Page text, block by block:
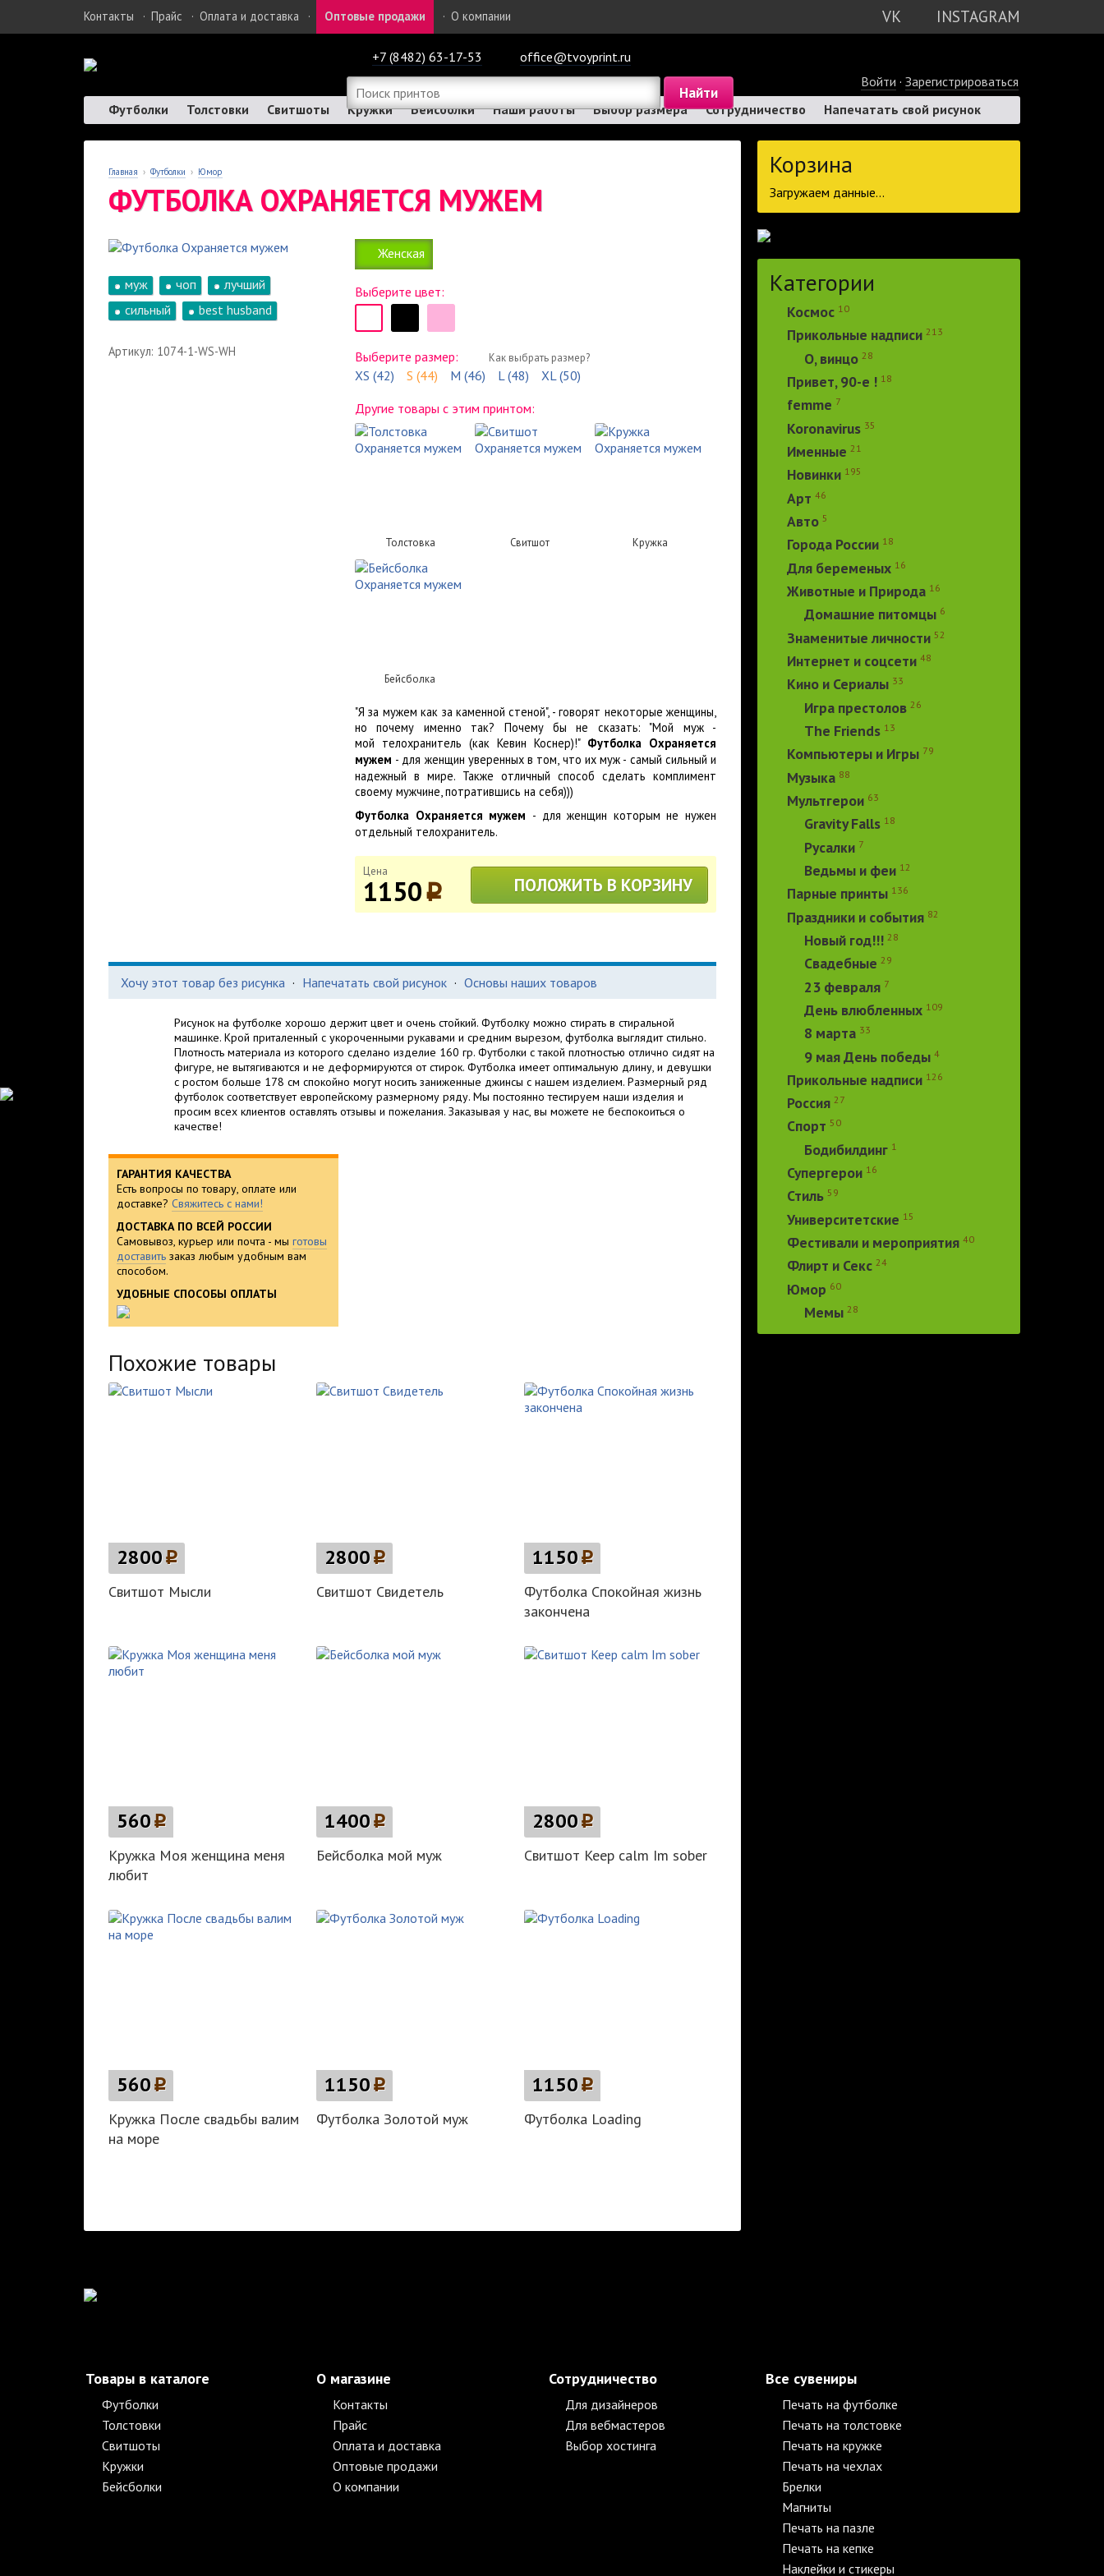
VK INSTAGRAM
Контакты · Прайс · Оплата и доставка · Оптовые продажи · О компании
+7 (8482) 63-17-53
office@tvoyprint.ru
Войти · Зарегистрироваться
Футболки
Толстовки Свитшоты Кружки Бейсболки Наши работы Выбор размера Сотрудничество Напечатать свой рисунок
Главная › Футболки › Юмор
ФУТБОЛКА ОХРАНЯЕТСЯ МУЖЕМ
муж чоп
лучший
сильный
best husband
Артикул: 1074-1-WS-WH
Женская
Выберите цвет:
Выберите размер: Как выбрать размер?
XS (42) S (44) M (46) L (48)
XL (50)
Другие товары с этим принтом:
Толстовка Свитшот Кружка
Бейсболка
"Я за мужем как за каменной стеной", - говорят некоторые женщины,
но почему именно так? Почему бы не сказать: "Мой муж -
мой телохранитель (как Кевин Коснер)!" Футболка Охраняется
мужем - для женщин уверенных в том, что их муж - самый сильный и
надежный в мире. Также отличный способ сделать комплимент
своему мужчине, потратившись на себя)))
Футболка Охраняется мужем - для женщин которым не нужен
отдельный телохранитель.
Цена
1150p ПОЛОЖИТЬ В КОРЗИНУ
Хочу этот товар без рисунка · Напечатать свой рисунок · Основы наших товаров
Рисунок на футболке хорошо держит цвет и очень стойкий. Футболку можно стирать в стиральной
машинке. Крой приталенный с укороченными рукавами и средним вырезом, футболка выглядит стильно.
Плотность материала из которого сделано изделие 160 гр. Футболки с такой плотностью отлично сидят на
фигуре, не вытягиваются и не деформируются от стирок. Футболка имеет оптимальную длину, и девушки
с ростом больше 178 см спокойно могут носить заниженные джинсы с нашем изделием. Размерный ряд
футболок соответствует европейскому размерному ряду. Мы постоянно тестируем наши изделия и
просим всех клиентов оставлять отзывы и пожелания. Заказывая у нас, вы можете не беспокоиться о
качестве!
ГАРАНТИЯ КАЧЕСТВА
Есть вопросы по товару, оплате или
доставке? Свяжитесь с нами!
ДОСТАВКА ПО ВСЕЙ РОССИИ
Самовывоз, курьер или почта - мы готовы
доставить заказ любым удобным вам
способом.
УДОБНЫЕ СПОСОБЫ ОПЛАТЫ
Похожие товары
2800p
Свитшот Мысли
2800p
Свитшот Свидетель
1150p
Футболка Спокойная жизнь
закончена
560p
Кружка Моя женщина меня
любит
1400p
Бейсболка мой муж
2800p
Свитшот Keep calm Im sober
560p
Кружка После свадьбы валим
на море
1150p
Футболка Золотой муж
1150p
Футболка Loading
Корзина
Загружаем данные...
Категории
Космос 10
Прикольные надписи 213
О, винцо 28
Привет, 90-е ! 18
femme 7
Koronavirus 35
Именные 21
Новинки 195
Арт 46
Авто 5
Города России 18
Для беременых 16
Животные и Природа 16
Домашние питомцы 6
Знаменитые личности 52
Интернет и соцсети 48
Кино и Сериалы 33
Игра престолов 26
The Friends 13
Компьютеры и Игры 79
Музыка 88
Мультгерои 63
Gravity Falls 18
Русалки 7
Ведьмы и феи 12
Парные принты 136
Праздники и события 82
Новый год!!! 28
Свадебные 29
23 февраля 7
День влюбленных 109
8 марта 33
9 мая День победы 4
Прикольные надписи 126
Россия 27
Спорт 50
Бодибилдинг 1
Супергерои 16
Стиль 59
Университетские 15
Фестивали и мероприятия 40
Флирт и Секс 24
Юмор 60
Мемы 28
Товары в каталоге
Футболки
Толстовки
Свитшоты
Кружки
Бейсболки
О магазине
Контакты
Прайс
Оплата и доставка
Оптовые продажи
О компании
Сотрудничество
Для дизайнеров
Для вебмастеров
Выбор хостинга
Все сувениры
Печать на футболке
Печать на толстовке
Печать на кружке
Печать на чехлах
Брелки
Магниты
Печать на пазле
Печать на кепке
Наклейки и стикеры